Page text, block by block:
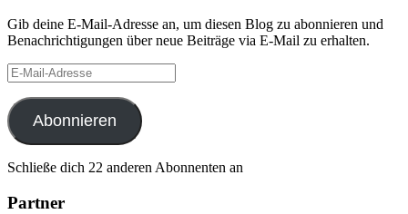
Gib deine E-Mail-Adresse an, um diesen Blog zu abonnieren und
Benachrichtigungen über neue Beiträge via E-Mail zu erhalten.
E-
Mail-
Adresse
Abonnieren
Schließe dich 22 anderen Abonnenten an
Partner